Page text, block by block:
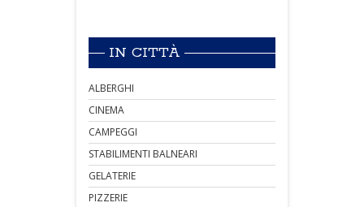
IN CITTÀ
ALBERGHI
CINEMA
CAMPEGGI
STABILIMENTI BALNEARI
GELATERIE
PIZZERIE